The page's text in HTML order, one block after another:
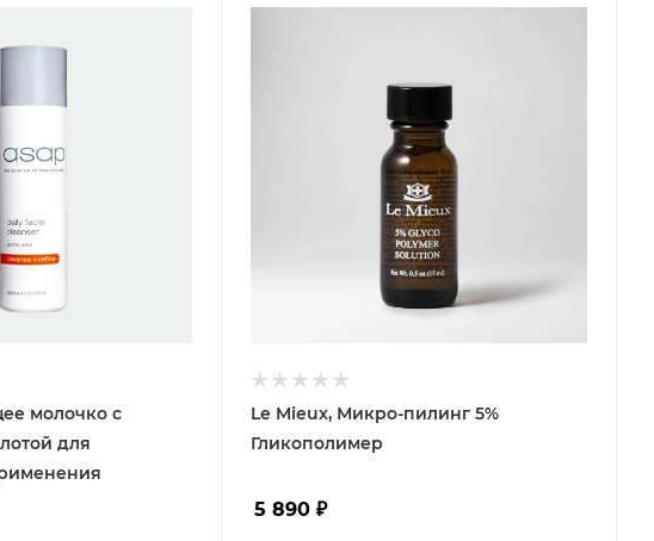
молочко с
для
Le Mieux, Микро-пилинг 5%
Гликополимер
5 890 ₽